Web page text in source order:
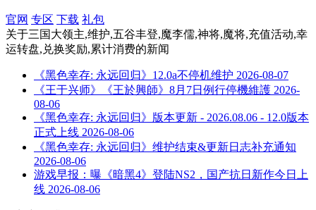
官网 专区 下载 礼包
关于三国大领主,维护,五谷丰登,魔李儒,神将,魔将,充值活动,幸
运转盘,兑换奖励,累计消费的新闻
《黑色幸存: 永远回归》12.0a不停机维护 2026-08-07
《王于兴师》《王於興師》8月7日例行停機維護 2026-
08-06
《黑色幸存: 永远回归》版本更新 - 2026.08.06 - 12.0版本
正式上线 2026-08-06
《黑色幸存: 永远回归》维护结束&更新日志补充通知
2026-08-06
游戏早报：曝《暗黑4》登陆NS2，国产抗日新作今日上
线 2026-08-06